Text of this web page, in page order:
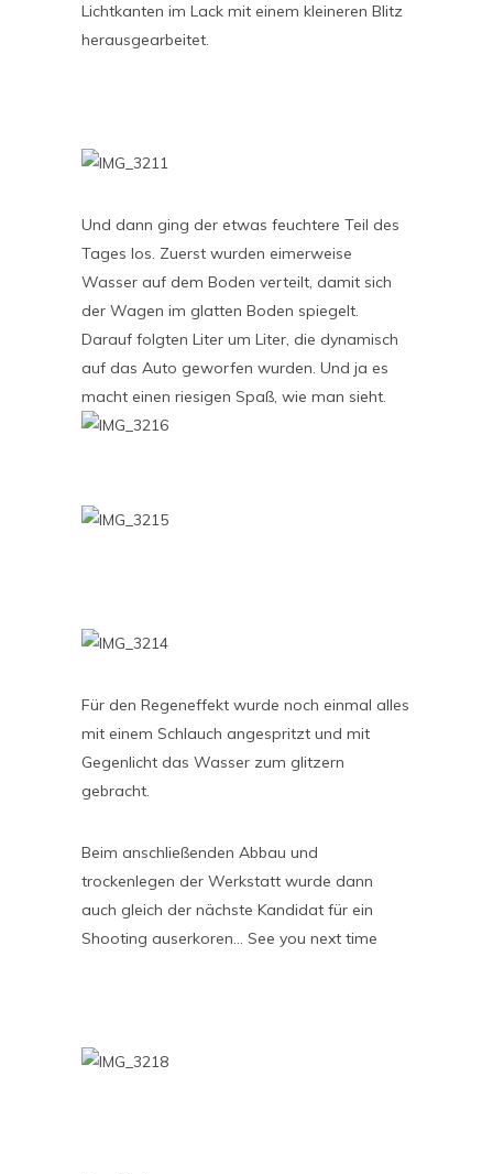
Lichtkanten im Lack mit einem kleineren Blitz
herausgearbeitet.
Und dann ging der etwas feuchtere Teil des
Tages los. Zuerst wurden eimerweise
Wasser auf dem Boden verteilt, damit sich
der Wagen im glatten Boden spiegelt.
Darauf folgten Liter um Liter, die dynamisch
auf das Auto geworfen wurden. Und ja es
macht einen riesigen Spaß, wie man sieht.
Für den Regeneffekt wurde noch einmal alles
mit einem Schlauch angespritzt und mit
Gegenlicht das Wasser zum glitzern
gebracht.
Beim anschließenden Abbau und
trockenlegen der Werkstatt wurde dann
auch gleich der nächste Kandidat für ein
Shooting auserkoren… See you next time